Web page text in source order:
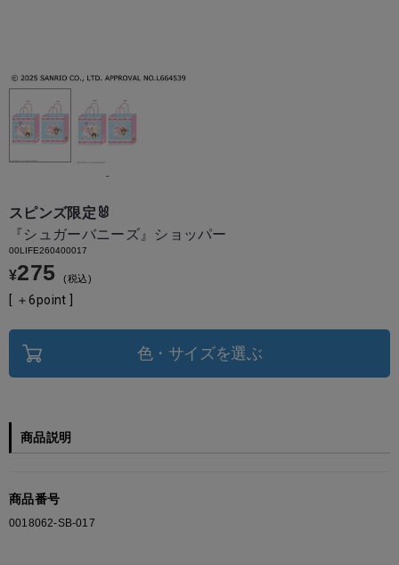
スピンズ限定🐰
『シュガーバニーズ』ショッパー
00LIFE260400017
¥275 税込
[ ＋6point ]
色・サイズを選ぶ
商品説明
商品番号
0018062-SB-017
-